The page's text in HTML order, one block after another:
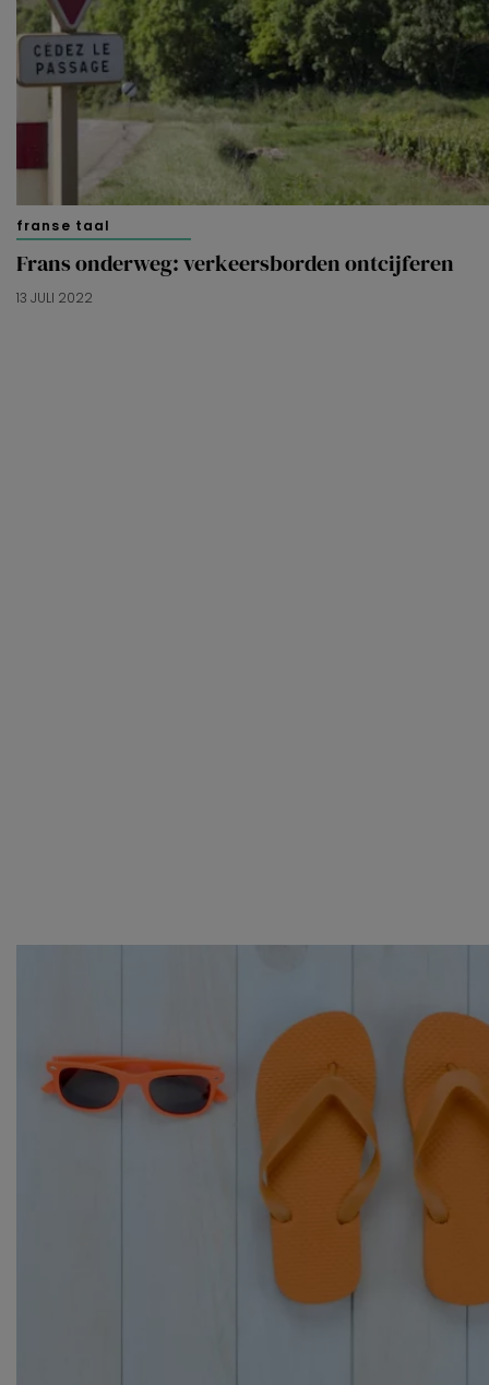
franse taal
Frans onderweg: verkeersborden ontcijferen
13 JULI 2022